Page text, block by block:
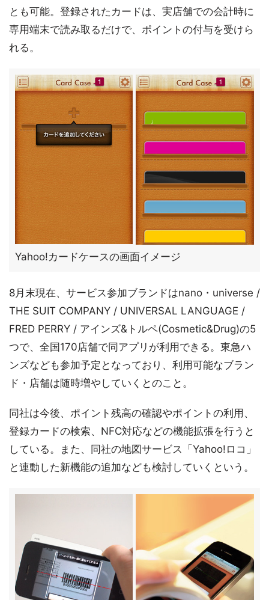
とも可能。登録されたカードは、実店舗での会計時に
専用端末で読み取るだけで、ポイントの付与を受けら
れる。
Yahoo!カードケースの画面イメージ
8月末現在、サービス参加ブランドはnano・universe /
THE SUIT COMPANY / UNIVERSAL LANGUAGE /
FRED PERRY / アインズ&トルペ(Cosmetic&Drug)の5
つで、全国170店舗で同アプリが利用できる。東急ハ
ンズなども参加予定となっており、利用可能なブラン
ド・店舗は随時増やしていくとのこと。
同社は今後、ポイント残高の確認やポイントの利用、
登録カードの検索、NFC対応などの機能拡張を行うと
している。また、同社の地図サービス「Yahoo!ロコ」
と連動した新機能の追加なども検討していくという。